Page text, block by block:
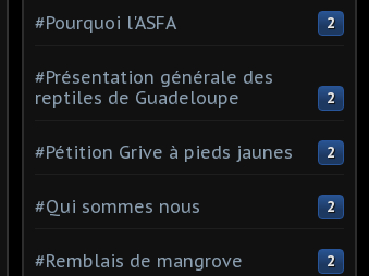
#Pourquoi l'ASFA 2
#Présentation générale des
reptiles de Guadeloupe
2
#Pétition Grive à pieds jaunes 2
#Qui sommes nous 2
#Remblais de mangrove 2